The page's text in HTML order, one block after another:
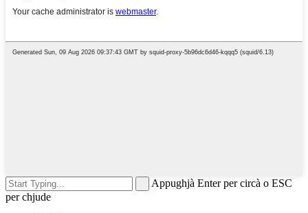
Appughjà Enter per circà o ESC
per chjude